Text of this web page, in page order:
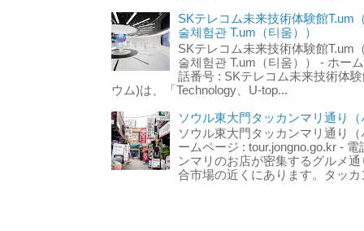
SKテレコム未来技術体験館T.um
술체험관 T.um（티움））
SKテレコム未来技術体験館T.um
술체험관 T.um（티움）） - ホー
話番号 : SKテレコム未来技術体
ウム)は、「Technology、U-top...
ソウル東大門タッカンマリ通り
ソウル東大門タッカンマリ通り
ームページ : tour.jongno.go.kr -
ンマリのお店が密集するグルメ
合市場の近くにあります。タッ